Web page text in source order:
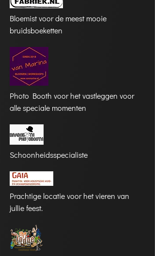
Bloemist voor de meest mooie
bruidsboeketten
Photo Booth voor het vastleggen voor
alle speciale momenten
Schoonheidsspecialiste
Prachtige locatie voor het vieren van
jullie feest.